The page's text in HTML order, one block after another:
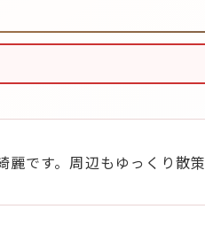
です。周辺もゆっくり散策